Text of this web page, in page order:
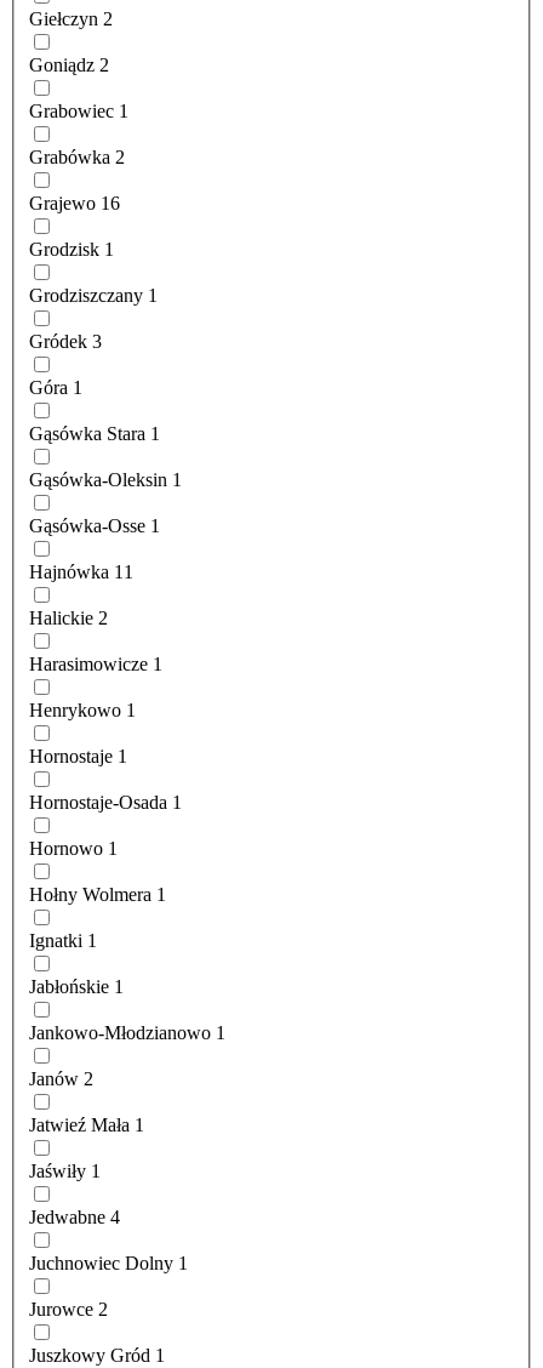
Giełczyn 2
Goniądz 2
Grabowiec 1
Grabówka 2
Grajewo 16
Grodzisk 1
Grodziszczany 1
Gródek 3
Góra 1
Gąsówka Stara 1
Gąsówka-Oleksin 1
Gąsówka-Osse 1
Hajnówka 11
Halickie 2
Harasimowicze 1
Henrykowo 1
Hornostaje 1
Hornostaje-Osada 1
Hornowo 1
Hołny Wolmera 1
Ignatki 1
Jabłońskie 1
Jankowo-Młodzianowo 1
Janów 2
Jatwieź Mała 1
Jaświły 1
Jedwabne 4
Juchnowiec Dolny 1
Jurowce 2
Juszkowy Gród 1